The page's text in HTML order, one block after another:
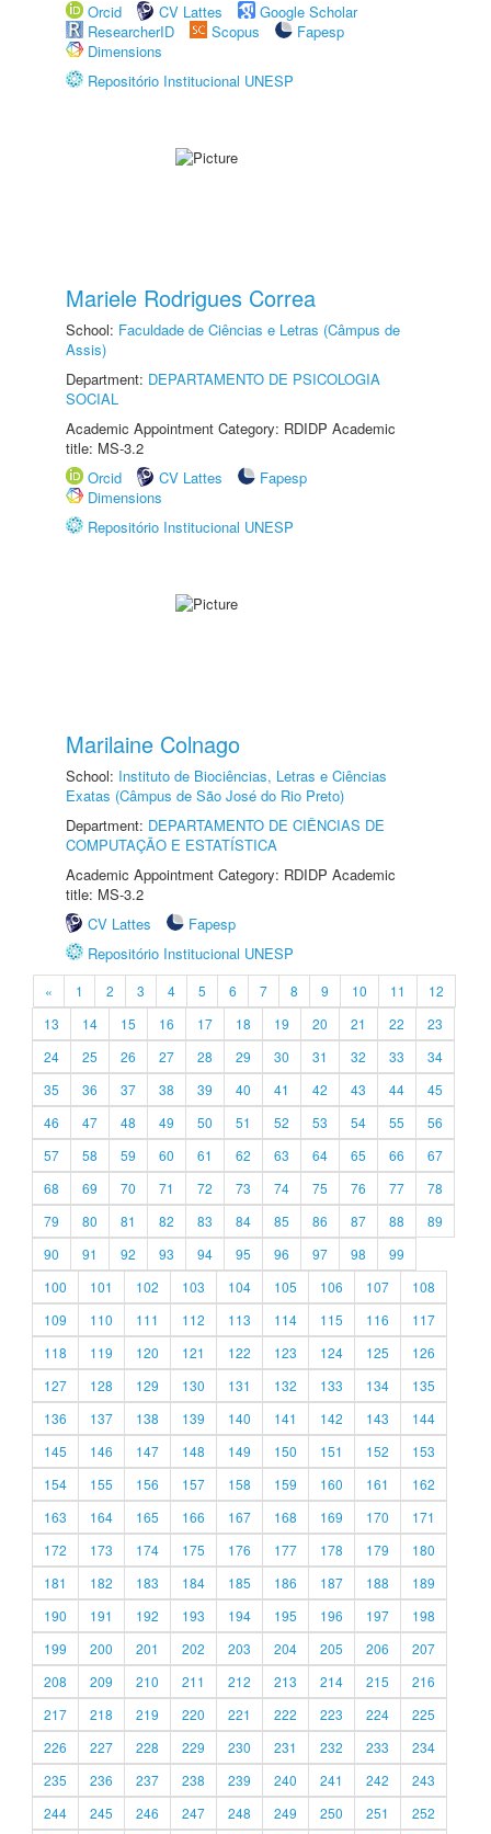
Orcid
CV Lattes
Google Scholar
ResearcherID
Scopus
Fapesp
Dimensions
Repositório Institucional UNESP
Mariele Rodrigues Correa
School: Faculdade de Ciências e Letras (Câmpus de
Assis)
Department: DEPARTAMENTO DE PSICOLOGIA
SOCIAL
Academic Appointment Category: RDIDP Academic
title: MS-3.2
Orcid
CV Lattes
Fapesp
Dimensions
Repositório Institucional UNESP
Marilaine Colnago
School: Instituto de Biociências, Letras e Ciências
Exatas (Câmpus de São José do Rio Preto)
Department: DEPARTAMENTO DE CIÊNCIAS DE
COMPUTAÇÃO E ESTATÍSTICA
Academic Appointment Category: RDIDP Academic
title: MS-3.2
CV Lattes
Fapesp
Repositório Institucional UNESP
« 1 2 3 4 5 6 7 8 9 10 11
12
13
14 15 16 17 18 19 20 21 22
23
24
25 26 27 28 29 30 31 32 33
34
35
36 37 38 39 40 41 42 43 44
45
46
47 48 49 50 51 52 53 54 55
56
57
58 59 60 61 62 63 64 65 66
67
68
69 70 71 72 73 74 75 76 77
78
79
80 81 82 83 84 85 86 87 88
89
90
91 92 93 94 95 96 97 98
99
100
101 102 103 104 105 106 107
108
109
110 111 112 113 114 115 116
117
118
119 120 121 122 123 124 125
126
127
128 129 130 131 132 133 134
135
136
137 138 139 140 141 142 143
144
145
146 147 148 149 150 151 152
153
154
155 156 157 158 159 160 161
162
163
164 165 166 167 168 169 170
171
172
173 174 175 176 177 178 179
180
181
182 183 184 185 186 187 188
189
190
191 192 193 194 195 196 197
198
199
200 201 202 203 204 205 206
207
208
209 210 211 212 213 214 215
216
217
218 219 220 221 222 223 224
225
226
227 228 229 230 231 232 233
234
235
236 237 238 239 240 241 242
243
244
245 246 247 248 249 250 251 252